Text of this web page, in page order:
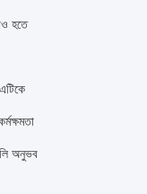
হতে
অনুভব